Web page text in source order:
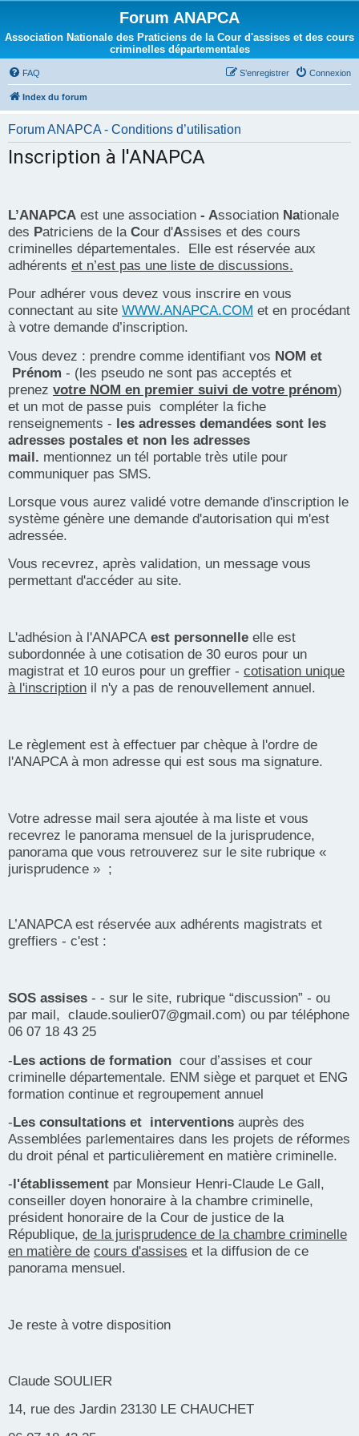
Forum ANAPCA
Association Nationale des Praticiens de la Cour d'assises et des cours
criminelles départementales
FAQ Connexion
S’enregistrer
Index du forum
Forum ANAPCA - Conditions d’utilisation
Inscription à l'ANAPCA
L’ANAPCA est une association - Association Nationale
des Patriciens de la Cour d'Assises et des cours
criminelles départementales. Elle est réservée aux
adhérents et n’est pas une liste de discussions.
Pour adhérer vous devez vous inscrire en vous
connectant au site WWW.ANAPCA.COM et en procédant
à votre demande d’inscription.
Vous devez : prendre comme identifiant vos NOM et
Prénom - (les pseudo ne sont pas acceptés et
prenez votre NOM en premier suivi de votre prénom)
et un mot de passe puis compléter la fiche
renseignements - les adresses demandées sont les
adresses postales et non les adresses
mail. mentionnez un tél portable très utile pour
communiquer pas SMS.
Lorsque vous aurez validé votre demande d'inscription le
système génère une demande d'autorisation qui m'est
adressée.
Vous recevrez, après validation, un message vous
permettant d'accéder au site.
L'adhésion à l'ANAPCA est personnelle elle est
subordonnée à une cotisation de 30 euros pour un
magistrat et 10 euros pour un greffier - cotisation unique
à l'inscription il n'y a pas de renouvellement annuel.
Le règlement est à effectuer par chèque à l'ordre de
l'ANAPCA à mon adresse qui est sous ma signature.
Votre adresse mail sera ajoutée à ma liste et vous
recevrez le panorama mensuel de la jurisprudence,
panorama que vous retrouverez sur le site rubrique «
jurisprudence » ;
L’ANAPCA est réservée aux adhérents magistrats et
greffiers - c'est :
SOS assises - - sur le site, rubrique “discussion” - ou
par mail, claude.soulier07@gmail.com) ou par téléphone
06 07 18 43 25
-Les actions de formation cour d’assises et cour
criminelle départementale. ENM siège et parquet et ENG
formation continue et regroupement annuel
-Les consultations et interventions auprès des
Assemblées parlementaires dans les projets de réformes
du droit pénal et particulièrement en matière criminelle.
-l'établissement par Monsieur Henri-Claude Le Gall,
conseiller doyen honoraire à la chambre criminelle,
président honoraire de la Cour de justice de la
République, de la jurisprudence de la chambre criminelle
en matière de cours d'assises et la diffusion de ce
panorama mensuel.
Je reste à votre disposition
Claude SOULIER
14, rue des Jardin 23130 LE CHAUCHET